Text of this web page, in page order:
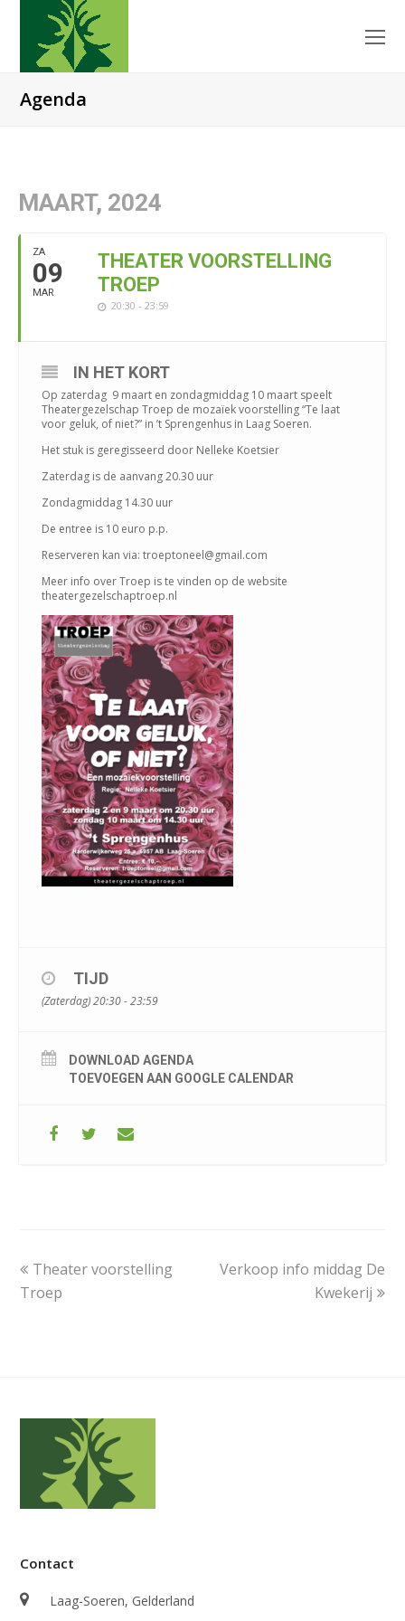
Agenda
MAART, 2024
ZA
09
MAR
THEATER VOORSTELLING
TROEP
20:30 - 23:59
IN HET KORT
Op zaterdag 9 maart en zondagmiddag 10 maart speelt
Theatergezelschap Troep de mozaïek voorstelling “Te laat
voor geluk, of niet?” in ’t Sprengenhus in Laag Soeren.
Het stuk is geregisseerd door Nelleke Koetsier
Zaterdag is de aanvang 20.30 uur
Zondagmiddag 14.30 uur
De entree is 10 euro p.p.
Reserveren kan via: troeptoneel@gmail.com
Meer info over Troep is te vinden op de website
theatergezelschaptroep.nl
TIJD
(Zaterdag) 20:30 - 23:59
DOWNLOAD AGENDA
TOEVOEGEN AAN GOOGLE CALENDAR
previous
post:
Theater voorstelling
Troep
next
Verkoop info middag De
Kwekerij
Contact
Laag-Soeren, Gelderland